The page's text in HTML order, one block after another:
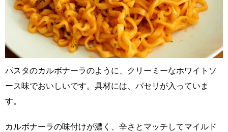
パスタのカルボナーラのように、クリーミーなホワイトソ
ース味でおいしいです。具材には、パセリが入っていま
す。
カルボナーラの味付けが濃く、辛さとマッチしてマイルド